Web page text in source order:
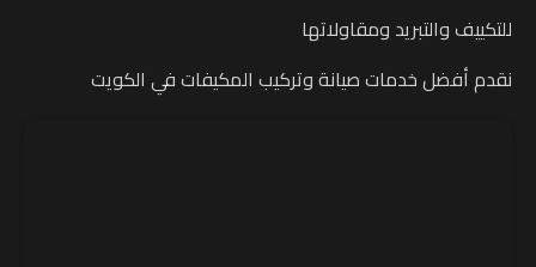
للتكييف والتبريد ومقاولاتها
نقدم أفضل خدمات صيانة وتركيب المكيفات في الكويت